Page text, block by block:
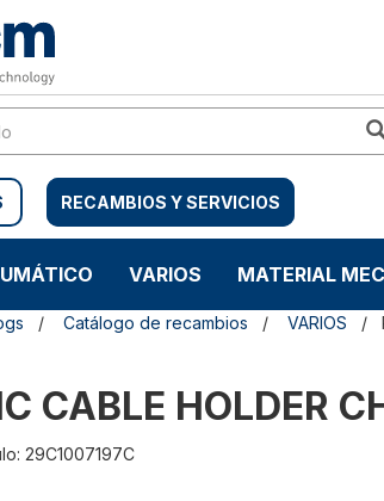
RECAMBIOS Y SERVICIOS
VARIOS MATERIAL
Catálogo de recambios VARIOS
CABLE HOLDER
29C1007197C